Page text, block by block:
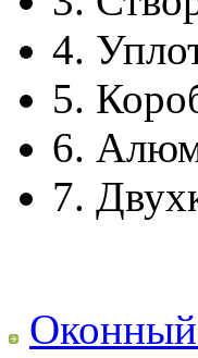
4.
5.
6.
7.